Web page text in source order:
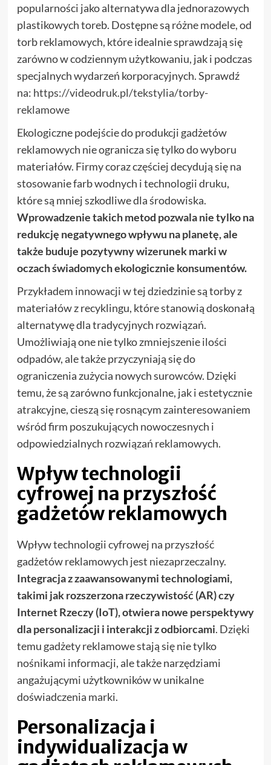
popularności jako alternatywa dla jednorazowych
plastikowych toreb. Dostępne są różne modele, od
torb reklamowych, które idealnie sprawdzają się
zarówno w codziennym użytkowaniu, jak i podczas
specjalnych wydarzeń korporacyjnych. Sprawdź
na: https://videodruk.pl/tekstylia/torby-
reklamowe
Ekologiczne podejście do produkcji gadżetów
reklamowych nie ogranicza się tylko do wyboru
materiałów. Firmy coraz częściej decydują się na
stosowanie farb wodnych i technologii druku,
które są mniej szkodliwe dla środowiska.
Wprowadzenie takich metod pozwala nie tylko na
redukcję negatywnego wpływu na planetę, ale
także buduje pozytywny wizerunek marki w
oczach świadomych ekologicznie konsumentów.
Przykładem innowacji w tej dziedzinie są torby z
materiałów z recyklingu, które stanowią doskonałą
alternatywę dla tradycyjnych rozwiązań.
Umożliwiają one nie tylko zmniejszenie ilości
odpadów, ale także przyczyniają się do
ograniczenia zużycia nowych surowców. Dzięki
temu, że są zarówno funkcjonalne, jak i estetycznie
atrakcyjne, cieszą się rosnącym zainteresowaniem
wśród firm poszukujących nowoczesnych i
odpowiedzialnych rozwiązań reklamowych.
Wpływ technologii
cyfrowej na przyszłość
gadżetów reklamowych
Wpływ technologii cyfrowej na przyszłość
gadżetów reklamowych jest niezaprzeczalny.
Integracja z zaawansowanymi technologiami,
takimi jak rozszerzona rzeczywistość (AR) czy
Internet Rzeczy (IoT), otwiera nowe perspektywy
dla personalizacji i interakcji z odbiorcami. Dzięki
temu gadżety reklamowe stają się nie tylko
nośnikami informacji, ale także narzędziami
angażującymi użytkowników w unikalne
doświadczenia marki.
Personalizacja i
indywidualizacja w